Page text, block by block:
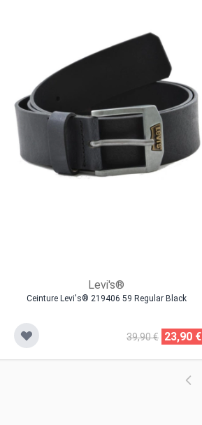
Levi's®
Ceinture Levi's® 219406 59 Regular Black
39,90 € 23,90 €